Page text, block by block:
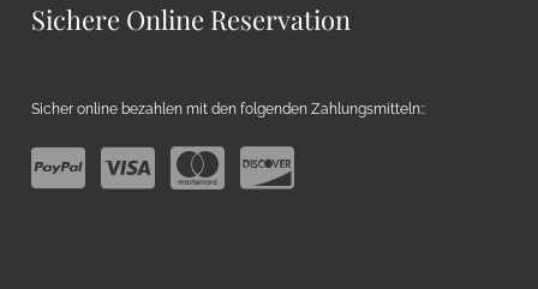
Sichere Online Reservation
Sicher online bezahlen mit den folgenden Zahlungsmitteln::